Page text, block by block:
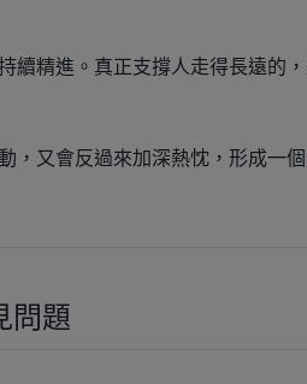
續精進。真正支撐人走得長遠的
，又會反過來加深熱忱，形成一
問題